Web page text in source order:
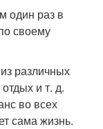
один раз в
своему
различных
и т. д.
во всех
сама жизнь.